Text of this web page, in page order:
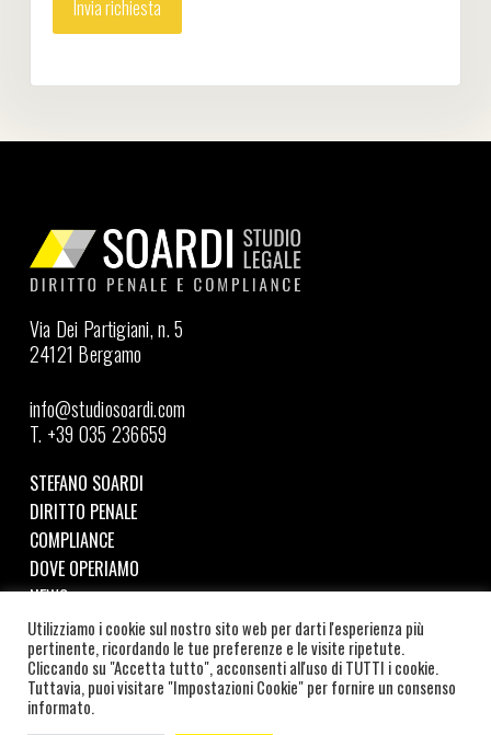
Via Dei Partigiani, n. 5
24121 Bergamo
info@studiosoardi.com
T. +39 035 236659
STEFANO SOARDI
DIRITTO PENALE
COMPLIANCE
DOVE OPERIAMO
NEWS
Seguici su LinkedIn
©2026SOARDI STUDIO LEGALE | C.F. e P.IVA:
SRDSFN87A19B157W |
Utilizziamo i cookie sul nostro sito web per darti l'esperienza più
pertinente, ricordando le tue preferenze e le visite ripetute.
Cliccando su "Accetta tutto", acconsenti all'uso di TUTTI i cookie.
Tuttavia, puoi visitare "Impostazioni Cookie" per fornire un consenso
informato.